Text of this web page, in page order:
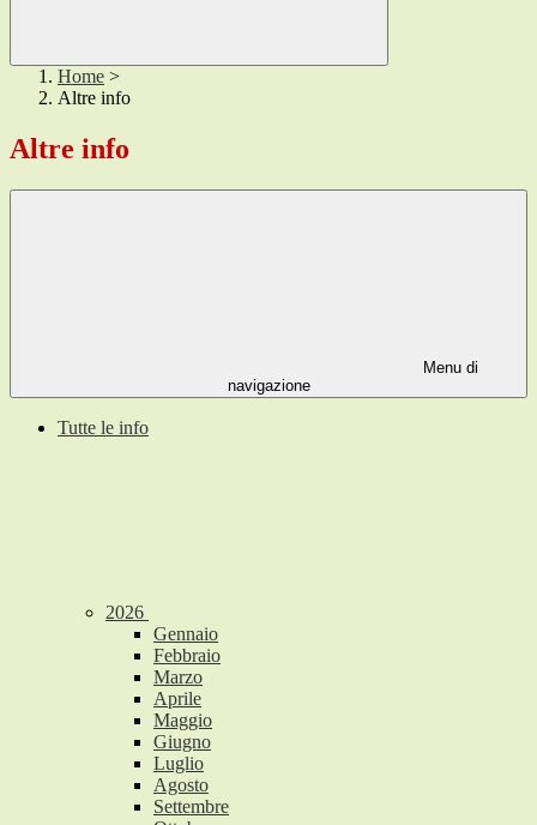
Home >
Altre info
Altre info
Menu di
navigazione
Tutte le info
2026
Gennaio
Febbraio
Marzo
Aprile
Maggio
Giugno
Luglio
Agosto
Settembre